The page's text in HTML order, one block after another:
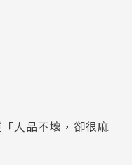
就大吵大鬧。
友
好意的那種人。
氣氛的話。
道歉。
人品不壞，卻很麻